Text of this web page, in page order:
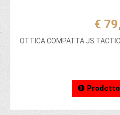
€
OTTICA COMPATTA JS